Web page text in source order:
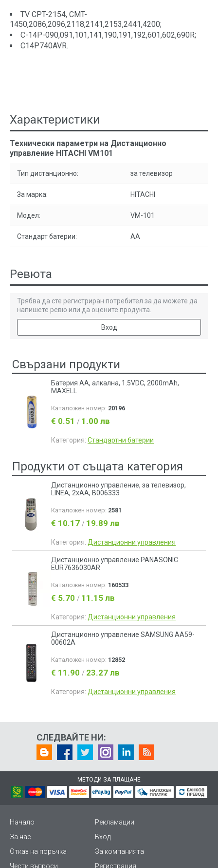
TV CPT-2154, CMT-
1450,2086,2096,2118,2141,2153,2441,4200;
C-14P-090,091,101,141,190,191,192,601,602,690R;
C14P740AVR.
Характеристики
Технически параметри на Дистанционно
управление HITACHI VM101
Тип дистанционно: за телевизор
За марка: HITACHI
Модел: VM-101
Стандарт батерии: AA
Ревюта
Трябва да сте регистриран потребител за да можете да
напишете ревю или да оцените продукта.
Вход
Свързани продукти
Батерия АA, алкална, 1.5VDC, 2000mAh,
MAXELL
Каталожен номер: 20196
€ 0.51 / 1.00 лв
Категория: Стандартни батерии
Продукти от същата категория
Дистанционно управление, за телевизор,
LINEA, 2xAA, B006333
Каталожен номер: 2581
€ 10.17 / 19.89 лв
Категория: Дистанционни управления
Дистанционно управление PANASONIC
EUR7636030AR
Каталожен номер: 160533
€ 5.70 / 11.15 лв
Категория: Дистанционни управления
Дистанционно управление SAMSUNG AA59-
00602A
Каталожен номер: 12852
€ 11.90 / 23.27 лв
Категория: Дистанционни управления
СЛЕДВАЙТЕ НИ:
МЕТОДИ ЗА ПЛАЩАНЕ
Начало
Рекламации
За нас
Вход
Отказ на поръчка
За компанията
Чести въпроси
Регистрация